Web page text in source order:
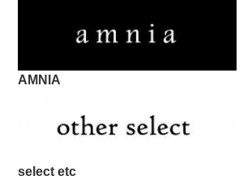
AMNIA
select etc